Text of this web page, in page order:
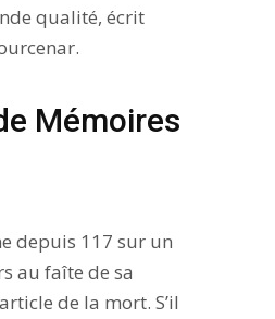
qualité, écrit
Mémoires
depuis 117 sur un
au faîte de sa
de la mort. S’il